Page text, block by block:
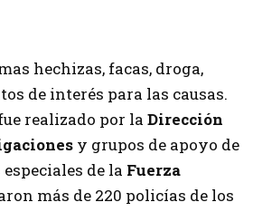
hechizas, facas, droga,
de interés para las causas.
realizado por la Dirección
y grupos de apoyo de
de la Fuerza
más de 220 policías de los